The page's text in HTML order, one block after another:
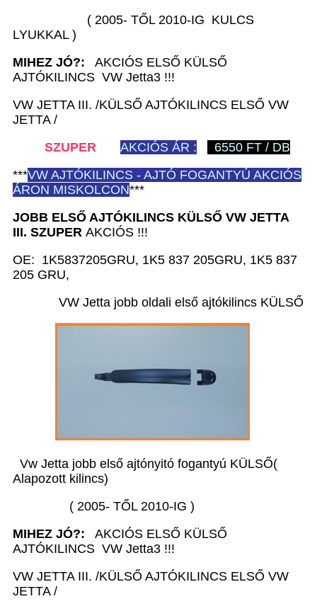
( 2005- TŐL 2010-IG KULCS
LYUKKAL )
MIHEZ JÓ?: AKCIÓS ELSŐ KÜLSŐ
AJTÓKILINCS VW Jetta3 !!!
VW JETTA III. /KÜLSŐ AJTÓKILINCS ELSŐ VW
JETTA /
SZUPER
AKCIÓS ÁR :
6550 FT / DB
***VW AJTÓKILINCS - AJTÓ FOGANTYÚ AKCIÓS
ÁRON MISKOLCON***
JOBB ELSŐ AJTÓKILINCS KÜLSŐ VW JETTA
III. SZUPER AKCIÓS !!!
OE: 1K5837205GRU, 1K5 837 205GRU, 1K5 837
205 GRU,
VW Jetta jobb oldali első ajtókilincs KÜLSŐ
Vw Jetta jobb első ajtónyitó fogantyú KÜLSŐ(
Alapozott kilincs)
( 2005- TŐL 2010-IG )
MIHEZ JÓ?: AKCIÓS ELSŐ KÜLSŐ
AJTÓKILINCS VW Jetta3 !!!
VW JETTA III. /KÜLSŐ AJTÓKILINCS ELSŐ VW
JETTA /